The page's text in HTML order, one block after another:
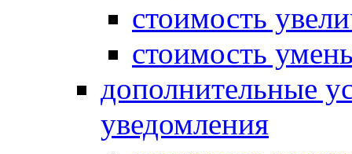
стоимость
стоимость
дополнительные
уведомления